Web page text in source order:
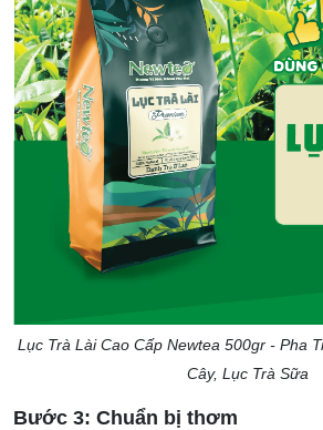
Lục Trà Lài Cao Cấp Newtea 500gr - Pha
Cây, Lục Trà Sữa
Bước 3: Chuẩn bị thơm